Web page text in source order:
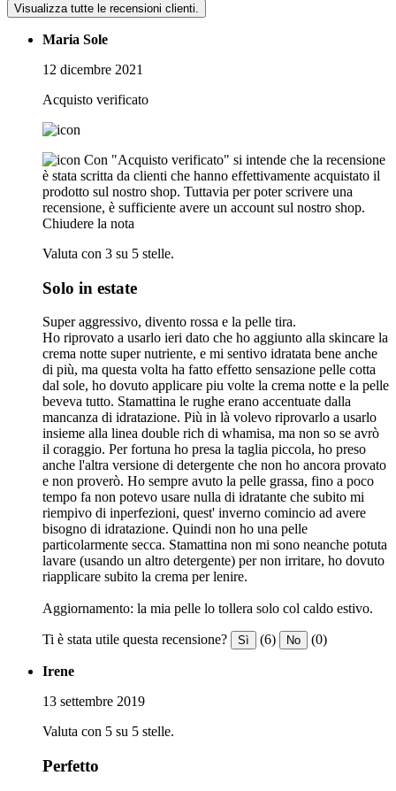
Visualizza tutte le recensioni clienti.
Maria Sole
12 dicembre 2021
Acquisto verificato
Con "Acquisto verificato" si intende che la recensione
è stata scritta da clienti che hanno effettivamente acquistato il
prodotto sul nostro shop. Tuttavia per poter scrivere una
recensione, è sufficiente avere un account sul nostro shop.
Chiudere la nota
Valuta con 3 su 5 stelle.
Solo in estate
Super aggressivo, divento rossa e la pelle tira.
Ho riprovato a usarlo ieri dato che ho aggiunto alla skincare la
crema notte super nutriente, e mi sentivo idratata bene anche
di più, ma questa volta ha fatto effetto sensazione pelle cotta
dal sole, ho dovuto applicare piu volte la crema notte e la pelle
beveva tutto. Stamattina le rughe erano accentuate dalla
mancanza di idratazione. Più in là volevo riprovarlo a usarlo
insieme alla linea double rich di whamisa, ma non so se avrò
il coraggio. Per fortuna ho presa la taglia piccola, ho preso
anche l'altra versione di detergente che non ho ancora provato
e non proverò. Ho sempre avuto la pelle grassa, fino a poco
tempo fa non potevo usare nulla di idratante che subito mi
riempivo di inperfezioni, quest' inverno comincio ad avere
bisogno di idratazione. Quindi non ho una pelle
particolarmente secca. Stamattina non mi sono neanche potuta
lavare (usando un altro detergente) per non irritare, ho dovuto
riapplicare subito la crema per lenire.
Aggiornamento: la mia pelle lo tollera solo col caldo estivo.
Ti è stata utile questa recensione? Sì (6) No (0)
Irene
13 settembre 2019
Valuta con 5 su 5 stelle.
Perfetto